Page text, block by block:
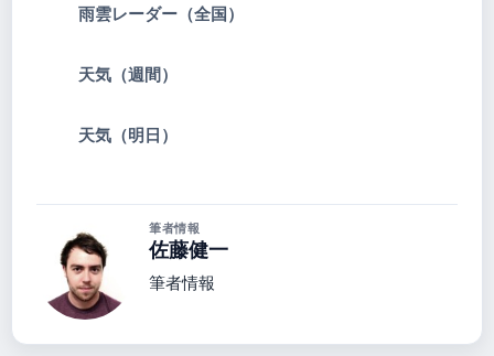
雨雲レーダー（全国）
天気（週間）
天気（明日）
筆者情報
佐藤健一
筆者情報